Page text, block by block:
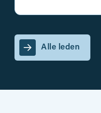
Alle leden